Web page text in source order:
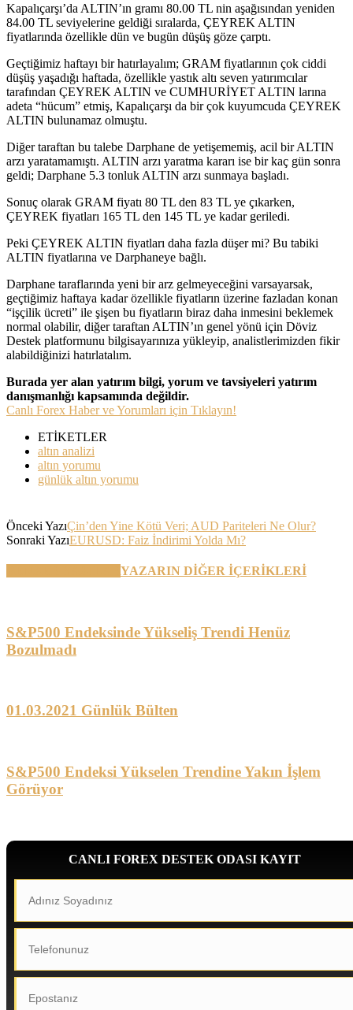
Kapalıçarşı’da ALTIN’ın gramı 80.00 TL nin aşağısından yeniden
84.00 TL seviyelerine geldiği sıralarda, ÇEYREK ALTIN
fiyatlarında özellikle dün ve bugün düşüş göze çarptı.
Geçtiğimiz haftayı bir hatırlayalım; GRAM fiyatlarının çok ciddi
düşüş yaşadığı haftada, özellikle yastık altı seven yatırımcılar
tarafından ÇEYREK ALTIN ve CUMHURİYET ALTIN larına
adeta “hücum” etmiş, Kapalıçarşı da bir çok kuyumcuda ÇEYREK
ALTIN bulunamaz olmuştu.
Diğer taraftan bu talebe Darphane de yetişememiş, acil bir ALTIN
arzı yaratamamıştı. ALTIN arzı yaratma kararı ise bir kaç gün sonra
geldi; Darphane 5.3 tonluk ALTIN arzı sunmaya başladı.
Sonuç olarak GRAM fiyatı 80 TL den 83 TL ye çıkarken,
ÇEYREK fiyatları 165 TL den 145 TL ye kadar geriledi.
Peki ÇEYREK ALTIN fiyatları daha fazla düşer mi? Bu tabiki
ALTIN fiyatlarına ve Darphaneye bağlı.
Darphane taraflarında yeni bir arz gelmeyeceğini varsayarsak,
geçtiğimiz haftaya kadar özellikle fiyatların üzerine fazladan konan
“işçilik ücreti” ile şişen bu fiyatların biraz daha inmesini beklemek
normal olabilir, diğer taraftan ALTIN’ın genel yönü için Döviz
Destek platformunu bilgisayarınıza yükleyip, analistlerimizden fikir
alabildiğinizi hatırlatalım.
Burada yer alan yatırım bilgi, yorum ve tavsiyeleri yatırım
danışmanlığı kapsamında değildir.
Canlı Forex Haber ve Yorumları için Tıklayın!
ETİKETLER
altın analizi
altın yorumu
günlük altın yorumu
Önceki YazıÇin’den Yine Kötü Veri; AUD Pariteleri Ne Olur?
Sonraki YazıEURUSD: Faiz İndirimi Yolda Mı?
YAZARIN DİĞER İÇERİKLERİ
S&P500 Endeksinde Yükseliş Trendi Henüz
Bozulmadı
01.03.2021 Günlük Bülten
S&P500 Endeksi Yükselen Trendine Yakın İşlem
Görüyor
CANLI FOREX DESTEK ODASI KAYIT